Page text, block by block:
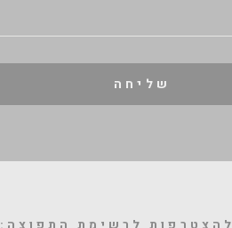
שליחה